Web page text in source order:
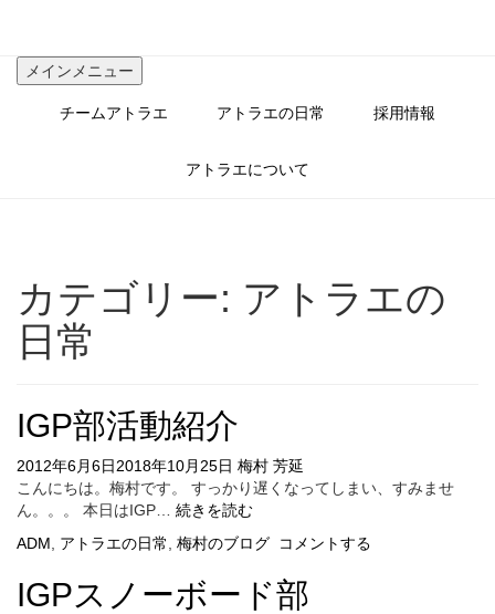
メインメニュー
チームアトラエ アトラエの日常 採用情報
アトラエについて
カテゴリー: アトラエの
日常
IGP部活動紹介
2012年6月6日2018年10月25日 梅村 芳延
こんにちは。梅村です。 すっかり遅くなってしまい、すみませ
ん。。。 本日はIGP… 続きを読むIGP
活
紹
ADM アトラエの日常 梅村のブログ コメントする
IGPスノーボード部